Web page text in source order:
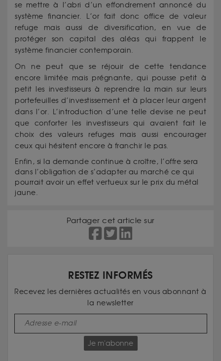
se mettre à l’abri d’un effondrement annoncé du
système financier. L’or fait donc office de valeur
refuge mais aussi de diversification, en vue de
protéger son capital des aléas qui frappent le
système financier contemporain.
On ne peut que se réjouir de cette tendance
encore limitée mais prégnante, qui pousse petit à
petit les investisseurs à reprendre la main sur leurs
portefeuilles d’investissement et à placer leur argent
dans l’or. L’introduction d’une telle devise ne peut
que conforter les investisseurs qui avaient fait le
choix des valeurs refuges mais aussi encourager
ceux qui hésitent encore à franchir le pas.
Enfin, si la demande continue à croître, l’offre sera
dans l’obligation de s’adapter au marché ce qui
pourrait avoir un effet vertueux sur le prix du métal
jaune.
Partager cet article sur
RESTEZ INFORMÉS
Recevez les dernières actualités en vous abonnant à
la newsletter
Je m'abonne